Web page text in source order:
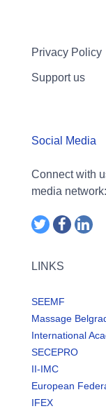
Privacy Policy
Support us
Social Media
Connect with
media network:
LINKS
SEEMF
Massage
International
SECEPRO
II-IMC
European
IFEX